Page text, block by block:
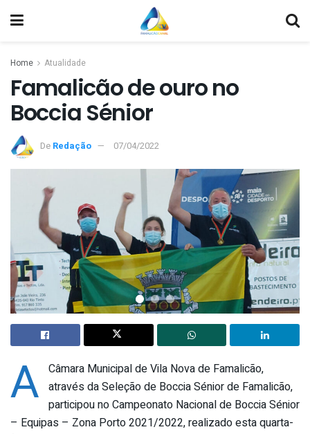
Home Atualidade
Famalicão de ouro no
Boccia Sénior
De Redação 07/04/2022
A Câmara Municipal de Vila Nova de Famalicão,
através da Seleção de Boccia Sénior de Famalicão,
participou no Campeonato Nacional de Boccia Sénior
– Equipas – Zona Porto 2021/2022, realizado esta quarta-